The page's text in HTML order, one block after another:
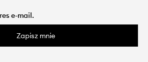
Zapisz mnie